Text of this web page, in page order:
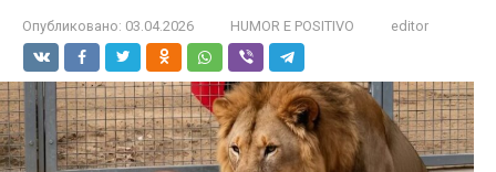
Опубликовано: 03.04.2026 HUMOR E POSITIVO editor